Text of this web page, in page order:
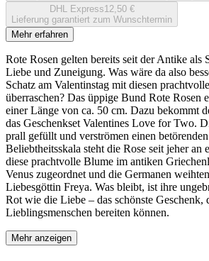
DHL Express12,50 €
Lieferung garantiert zum Wunschtermin
Mehr erfahren
Rote Rosen gelten bereits seit der Antike als
Liebe und Zuneigung. Was wäre da also
Schatz am Valentinstag mit diesen
überraschen? Das üppige Bund Rote Rosen
einer Länge von ca. 50 cm. Dazu bekommt
das Geschenkset Valentines Love for Two.
prall gefüllt und verströmen einen
Beliebtheitsskala steht die Rose seit jeher an
diese prachtvolle Blume im antiken
Venus zugeordnet und die Germanen
Liebesgöttin Freya. Was bleibt, ist ihre
Rot wie die Liebe – das schönste Geschenk,
Lieblingsmenschen bereiten können.
Mehr anzeigen